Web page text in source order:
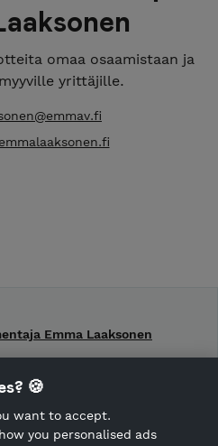
omaa osaamistaan ja
yrittäjille.
Emma Laaksonen
🍪
want to accept.
you personalised ads